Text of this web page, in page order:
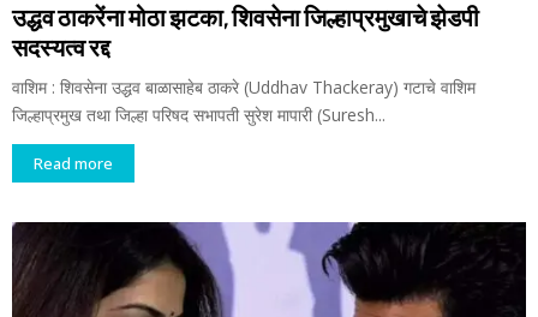
उद्धव ठाकरेंना मोठा झटका, शिवसेना जिल्हाप्रमुखाचे झेडपी
सदस्यत्व रद्द
वाशिम : शिवसेना उद्धव बाळासाहेब ठाकरे (Uddhav Thackeray) गटाचे वाशिम
जिल्हाप्रमुख तथा जिल्हा परिषद सभापती सुरेश मापारी (Suresh...
Read more